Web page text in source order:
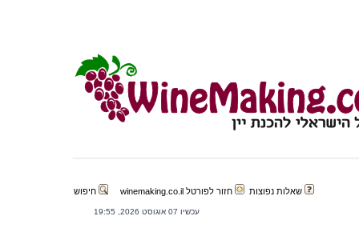
שאלות נפוצות חזור לפורטל winemaking.co.il חיפוש
עכשיו 07 אוגוסט 2026, 19:55